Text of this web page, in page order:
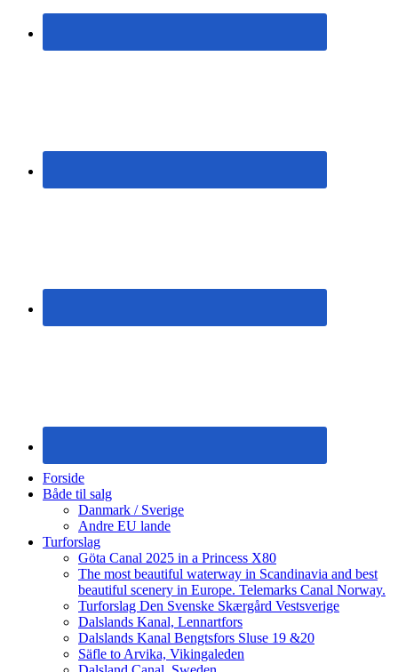
Forside
Både til salg
Danmark / Sverige
Andre EU lande
Turforslag
Göta Canal 2025 in a Princess X80
The most beautiful waterway in Scandinavia and best
beautiful scenery in Europe. Telemarks Canal Norway.
Turforslag Den Svenske Skærgård Vestsverige
Dalslands Kanal, Lennartfors
Dalslands Kanal Bengtsfors Sluse 19 &20
Säfle to Arvika, Vikingaleden